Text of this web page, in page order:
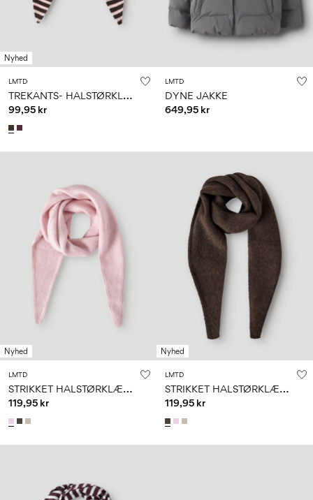
Nyhed
LMTD
T
REKANTS- HALSTØRKLÆDE
99,95 kr
LMTD
DYNE JAKKE
649,95 kr
Nyhed
LMTD
S
TRIKKET HALSTØRKLÆDE
119,95 kr
Nyhed
LMTD
S
TRIKKET HALSTØRKLÆDE
119,95 kr